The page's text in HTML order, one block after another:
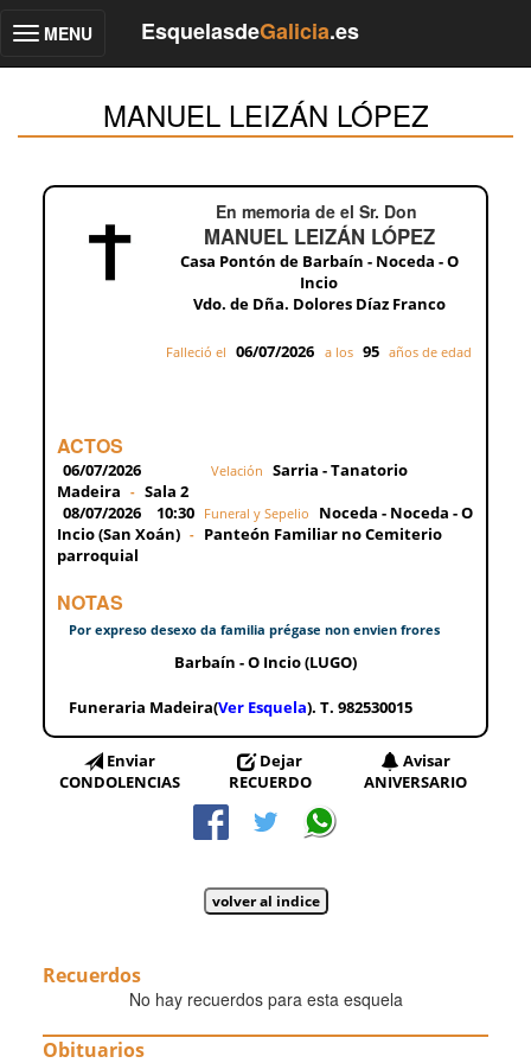
Toggle
MENU EsquelasdeGalicia.es
MANUEL LEIZÁN LÓPEZ
En memoria de el Sr. Don
MANUEL LEIZÁN LÓPEZ
Casa Pontón de Barbaín - Noceda - O
Incio
Vdo. de Dña. Dolores Díaz Franco
Falleció el 06/07/2026 a los 95 años de edad
ACTOS
06/07/2026 Velación Sarria - Tanatorio
Madeira - Sala 2
08/07/2026
10:30 Funeral y Sepelio
Noceda - Noceda - O
Incio (San Xoán) - Panteón Familiar no Cemiterio
parroquial
NOTAS
Por expreso desexo da familia prégase non envien frores
Barbaín - O Incio (LUGO)
Funeraria Madeira(Ver Esquela). T. 982530015
Enviar
CONDOLENCIAS
Dejar
RECUERDO
Avisar
ANIVERSARIO
Recuerdos
No hay recuerdos para esta esquela
Obituarios